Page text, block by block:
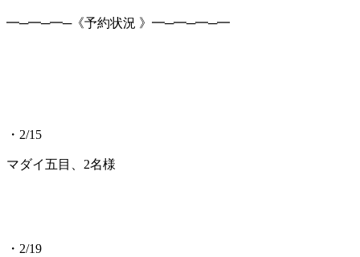
━─━─━─《予約状況 》━─━─━─━
・2/15
マダイ五目、2名様
・2/19